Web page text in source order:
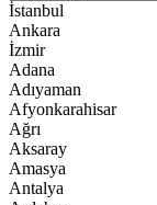
İstanbul
Ankara
İzmir
Adana
Adıyaman
Afyonkarahisar
Ağrı
Aksaray
Amasya
Antalya